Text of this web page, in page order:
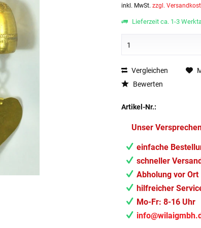
inkl. MwSt. zzgl.
Lieferzeit ca. 1-3
Vergleichen
Bewerten
Artikel-Nr.:
Unser
einfache
schneller
Abholung vor Ort
hilfreicher
Mo-Fr: 8-16 Uhr